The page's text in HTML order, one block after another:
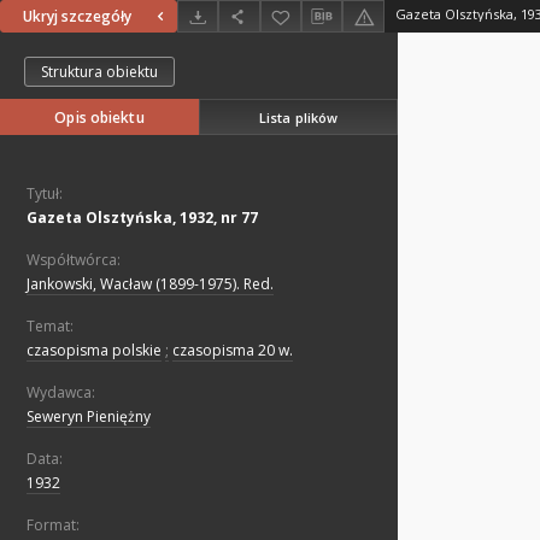
Ukryj szczegóły Gazeta Olsztyńska,
Struktura obiektu
Opis obiektu Lista plików
Tytuł:
Gazeta Olsztyńska, 1932, nr 77
Współtwórca:
Jankowski, Wacław (1899-1975). Red.
Temat:
czasopisma polskie ; czasopisma 20 w.
Wydawca:
Seweryn Pieniężny
Data:
1932
Format: